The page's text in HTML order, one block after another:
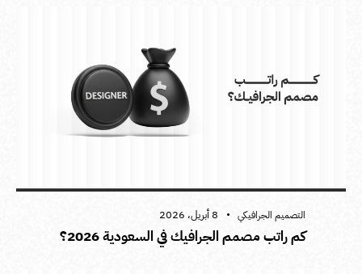
التصميم الجرافيكي 8 أبريل، 2026
كم راتب مصمم الجرافيك في السعودية 2026؟